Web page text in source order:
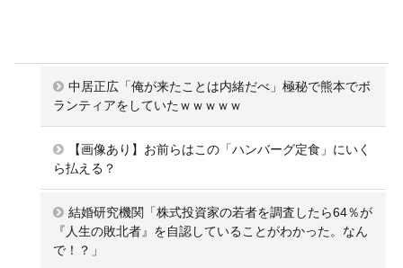
中居正広「俺が来たことは内緒だべ」極秘で熊本でボ
ランティアをしていたｗｗｗｗｗ
【画像あり】お前らはこの「ハンバーグ定食」にいく
ら払える？
結婚研究機関「株式投資家の若者を調査したら64％が
『人生の敗北者』を自認していることがわかった。なん
で！？」